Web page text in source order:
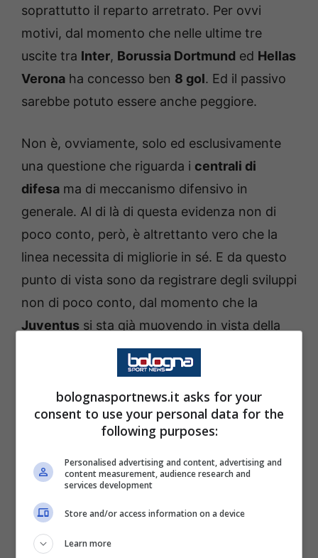
soprattutto il reparto arretrato. Per ovvi
motivi, dal momento che nelle ultime tre
uscite tra Inter, Borussia Dortmund ed Hellas
Verona ha concesso ben 8 gol. Ed il passivo
sarebbe potuto essere anche peggiore.
Non è, ovviamente, solo ed esclusivamente
una questione che riguarda i centrali di
difesa ma di meccanismo difensivo in
generale. Al di là di questa evidenza non di
poco conto, però, è altrettanto vero che la
linea necessita di migliorie in sé. E da questo
punto di vista sono da registrare degli sviluppi
non di poco conto, dal momento che la
Juventus si sta già muovendo in vista della
sessione di gennaio. Che servirà, come
sempre, a riparare ad errori o mancanze
dell’estate. Ed andiamo a vedere leultime
notizieche arrivano in tal senso e che
possono stravolgere gli orizzonti.
Juventus, occhi puntati su un
centrale per Tudor: affare low
cost
bolognasportnews.it asks for your
consent to use your personal data for the
following purposes:
Personalised advertising and content, advertising and
content measurement, audience research and
services development
Store and/or access information on a device
Learn more